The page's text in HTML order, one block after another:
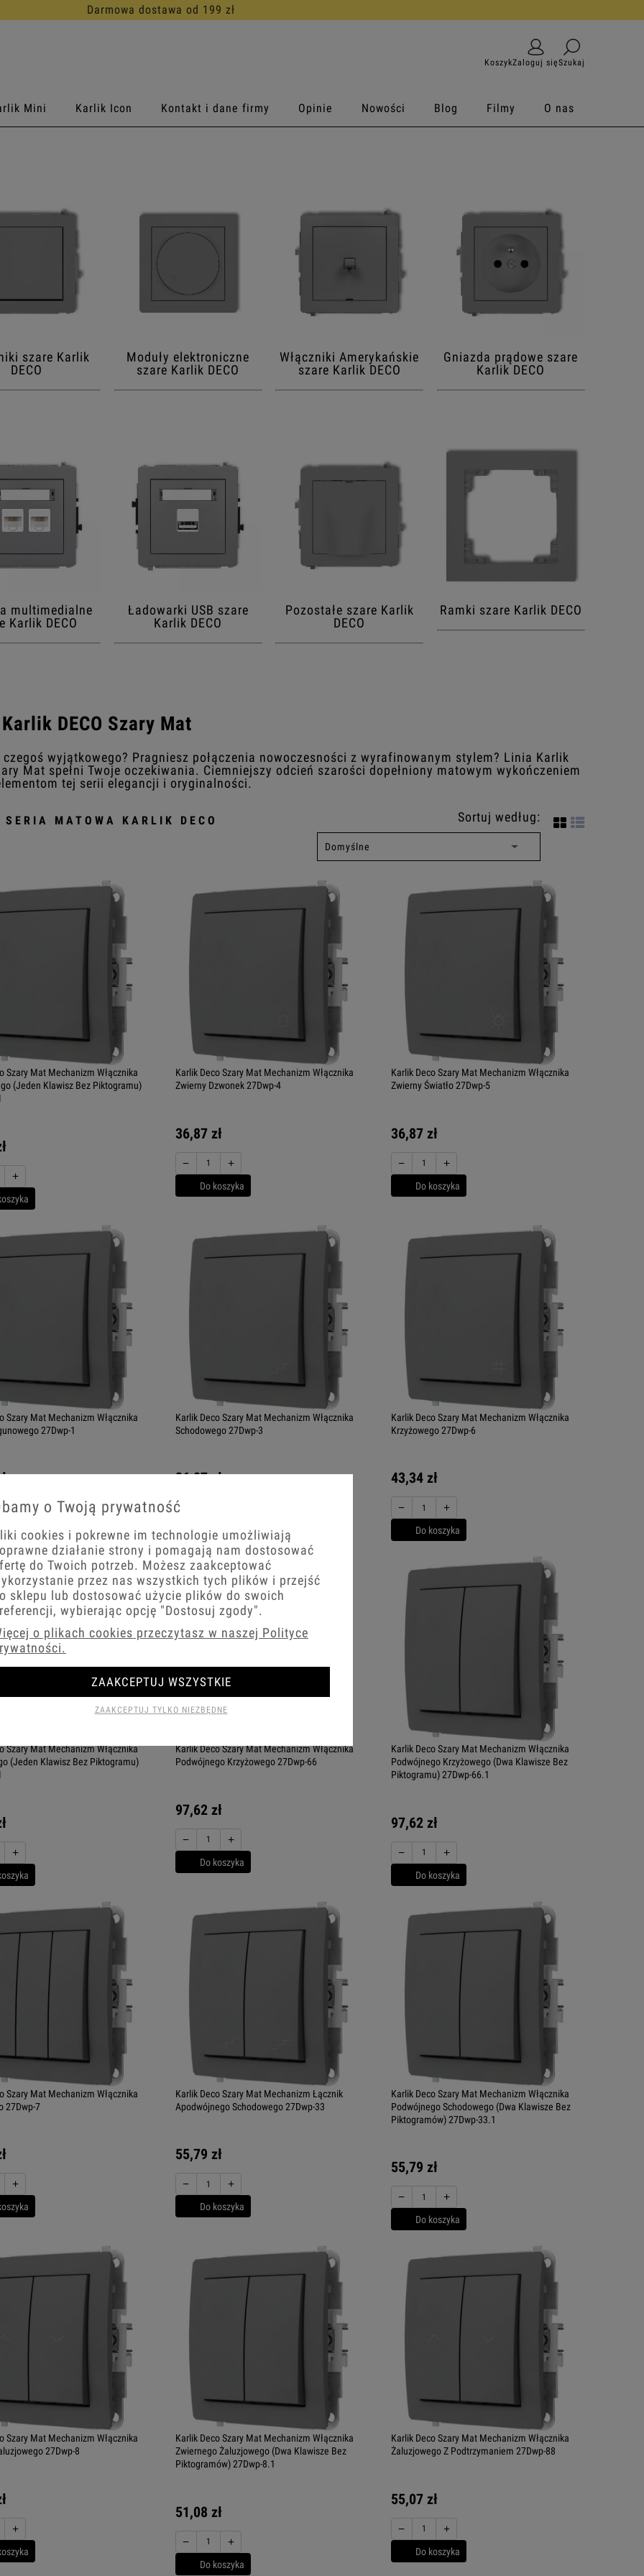
30 dni na darmowy zwrot
KoszykZaloguj sięSzukaj
Mini Karlik Icon Kontakt i dane firmy Opinie Nowości Blog Filmy O nas
szare Karlik
DECO
Moduły elektroniczne
szare Karlik DECO
Włączniki Amerykańskie
szare Karlik DECO
Gniazda prądowe szare
Karlik DECO
multimedialne
Karlik DECO
Ładowarki USB szare
Karlik DECO
Pozostałe szare Karlik
DECO
Ramki szare Karlik DECO
DECO Szary Mat
czegoś wyjątkowego? Pragniesz połączenia nowoczesności z wyrafinowanym stylem? Linia Karlik
Mat spełni Twoje oczekiwania. Ciemniejszy odcień szarości dopełniony matowym wykończeniem
tej serii elegancji i oryginalności.
SERIA MATOWA KARLIK DECO Sortuj według:
Szary Mat Mechanizm Włącznika
(Jeden Klawisz Bez Piktogramu)
+
Karlik Deco Szary Mat Mechanizm Włącznika
Zwierny Dzwonek 27Dwp-4
36,87 zł
− +
Do koszyka
Karlik Deco Szary Mat Mechanizm Włącznika
Zwierny Światło 27Dwp-5
36,87 zł
− +
Do koszyka
Szary Mat Mechanizm Włącznika
27Dwp-1
+
Karlik Deco Szary Mat Mechanizm Włącznika
Schodowego 27Dwp-3
36,87 zł
Do koszyka
Karlik Deco Szary Mat Mechanizm Włącznika
Krzyżowego 27Dwp-6
43,34 zł
− +
Do koszyka
Szary Mat Mechanizm Włącznika
(Jeden Klawisz Bez Piktogramu)
+
Karlik Deco Szary Mat Mechanizm Włącznika
Podwójnego Krzyżowego 27Dwp-66
97,62 zł
− +
Do koszyka
Karlik Deco Szary Mat Mechanizm Włącznika
Podwójnego Krzyżowego (Dwa Klawisze Bez
Piktogramu) 27Dwp-66.1
97,62 zł
− +
Do koszyka
Szary Mat Mechanizm Włącznika
27Dwp-7
+
Karlik Deco Szary Mat Mechanizm Łącznik
Apodwójnego Schodowego 27Dwp-33
55,79 zł
− +
Do koszyka
Karlik Deco Szary Mat Mechanizm Włącznika
Podwójnego Schodowego (Dwa Klawisze Bez
Piktogramów) 27Dwp-33.1
55,79 zł
− +
Do koszyka
Szary Mat Mechanizm Włącznika
27Dwp-8
+
Karlik Deco Szary Mat Mechanizm Włącznika
Zwiernego Żaluzjowego (Dwa Klawisze Bez
Piktogramów) 27Dwp-8.1
51,08 zł
− +
Do koszyka
Karlik Deco Szary Mat Mechanizm Włącznika
Żaluzjowego Z Podtrzymaniem 27Dwp-88
55,07 zł
− +
Do koszyka
o Twoją prywatność
cookies i pokrewne im technologie umożliwiają
działanie strony i pomagają nam dostosować
do Twoich potrzeb. Możesz zaakceptować
przez nas wszystkich tych plików i przejść
sklepu lub dostosować użycie plików do swoich
wybierając opcję "Dostosuj zgody".
o plikach cookies przeczytasz w naszej Polityce
ZAAKCEPTUJ TYLKO NIEZBĘDNE
ZAAKCEPTUJ WSZYSTKIE